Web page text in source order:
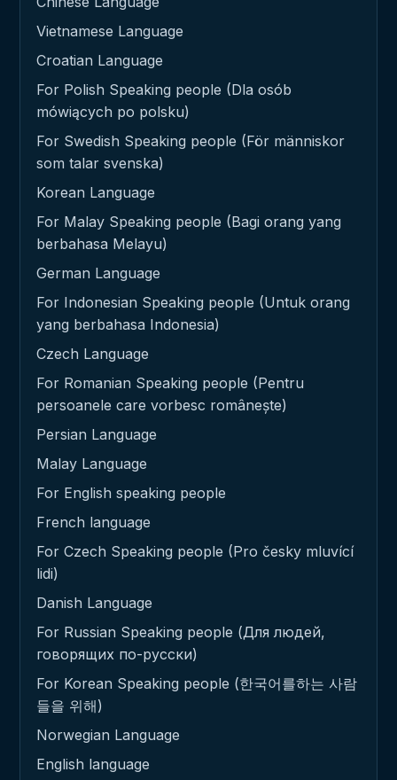
Vietnamese Language
Croatian Language
For Polish Speaking people (Dla osób
mówiących po polsku)
For Swedish Speaking people (För människor
som talar svenska)
Korean Language
For Malay Speaking people (Bagi orang yang
berbahasa Melayu)
German Language
For Indonesian Speaking people (Untuk orang
yang berbahasa Indonesia)
Czech Language
For Romanian Speaking people (Pentru
persoanele care vorbesc românește)
Persian Language
Malay Language
For English speaking people
French language
For Czech Speaking people (Pro česky mluvící
lidi)
Danish Language
For Russian Speaking people (Для людей,
говорящих по-русски)
For Korean Speaking people (한국어를하는 사람
들을 위해)
Norwegian Language
English language